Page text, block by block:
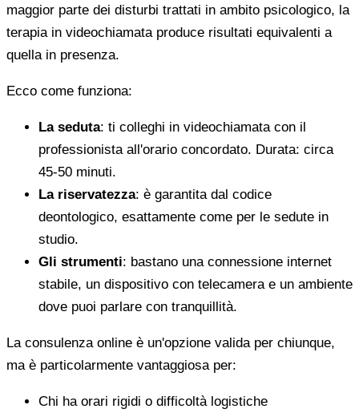
maggior parte dei disturbi trattati in ambito psicologico, la
terapia in videochiamata produce risultati equivalenti a
quella in presenza.
Ecco come funziona:
La seduta: ti colleghi in videochiamata con il
professionista all'orario concordato. Durata: circa
45-50 minuti.
La riservatezza: è garantita dal codice
deontologico, esattamente come per le sedute in
studio.
Gli strumenti: bastano una connessione internet
stabile, un dispositivo con telecamera e un ambiente
dove puoi parlare con tranquillità.
La consulenza online è un'opzione valida per chiunque,
ma è particolarmente vantaggiosa per:
Chi ha orari rigidi o difficoltà logistiche